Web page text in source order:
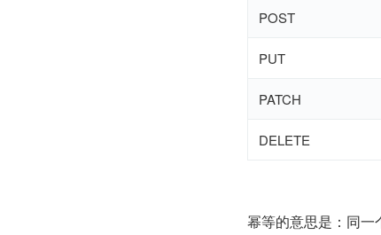
POST
PUT
PATCH
DELETE
幂等的意思是：同一